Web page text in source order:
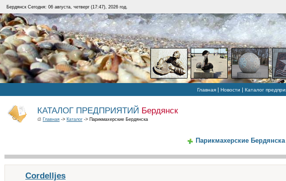
Бердянск Сегодня: 06 августа, четверг (17:47), 2026 год.
Главная| Новости | Каталог
КАТАЛОГ ПРЕДПРИЯТИЙ Бердянск
Главная -> Каталог -> Парикмахерские Бердянска
Парикмахерские Бердянска
Cordelljes